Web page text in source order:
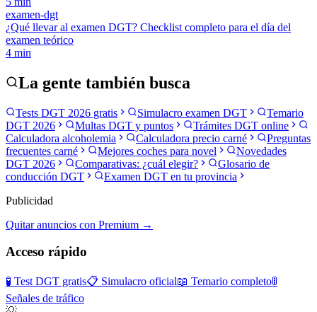
examen-dgt
¿Qué llevar al examen DGT? Checklist completo para el día del
examen teórico
4 min
La gente también busca
Tests DGT 2026 gratis Simulacro examen DGT
Temario
DGT 2026
Multas DGT y puntos
Trámites DGT online
Calculadora alcoholemia
Calculadora precio carné
Preguntas
frecuentes carné
Mejores coches para novel
Novedades
DGT 2026
Comparativas: ¿cuál elegir?
Glosario de
conducción DGT
Examen DGT en tu provincia
Publicidad
Quitar anuncios con Premium →
Acceso rápido
🧪 Test DGT gratis📋 Simulacro oficial📖 Temario completo🚦
Señales de tráfico